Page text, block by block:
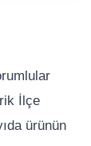
İlçe
ürünün